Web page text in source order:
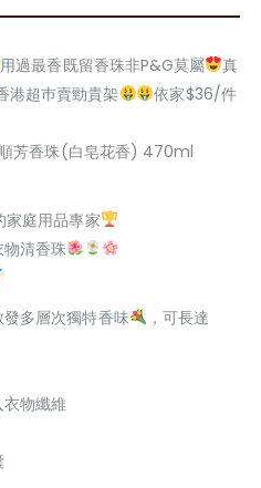
用過最香既留香珠非P&G莫屬
真
港超巿賣勁貴架
依家$36/件
芳香珠(白皂花香) 470ml
家庭用品專家
清香珠
多層次獨特香味
，可長達
物纖維